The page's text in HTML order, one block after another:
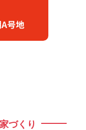
号地
づくり